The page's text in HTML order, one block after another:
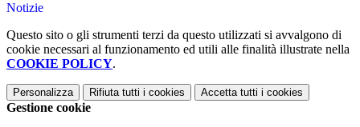
Notizie
Questo sito o gli strumenti terzi da questo utilizzati si avvalgono di
cookie necessari al funzionamento ed utili alle finalità illustrate nella
COOKIE POLICY.
Personalizza Rifiuta tutti i cookies Accetta tutti i cookies
Gestione cookie